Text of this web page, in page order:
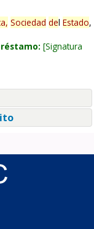
Sociedad del Estado,
Signatura